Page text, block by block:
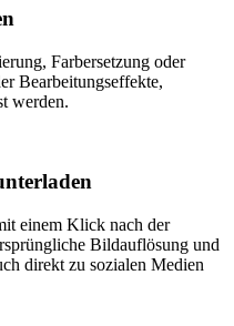
Farbersetzung oder
Bearbeitungseffekte,
werden.
einem Klick nach der
Bildauflösung und
direkt zu sozialen Medien